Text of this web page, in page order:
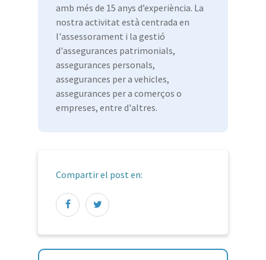
amb més de 15 anys d’experiència. La
nostra activitat està centrada en
l'assessorament i la gestió
d'assegurances patrimonials,
assegurances personals,
assegurances per a vehicles,
assegurances per a comerços o
empreses, entre d'altres.
Compartir el post en: